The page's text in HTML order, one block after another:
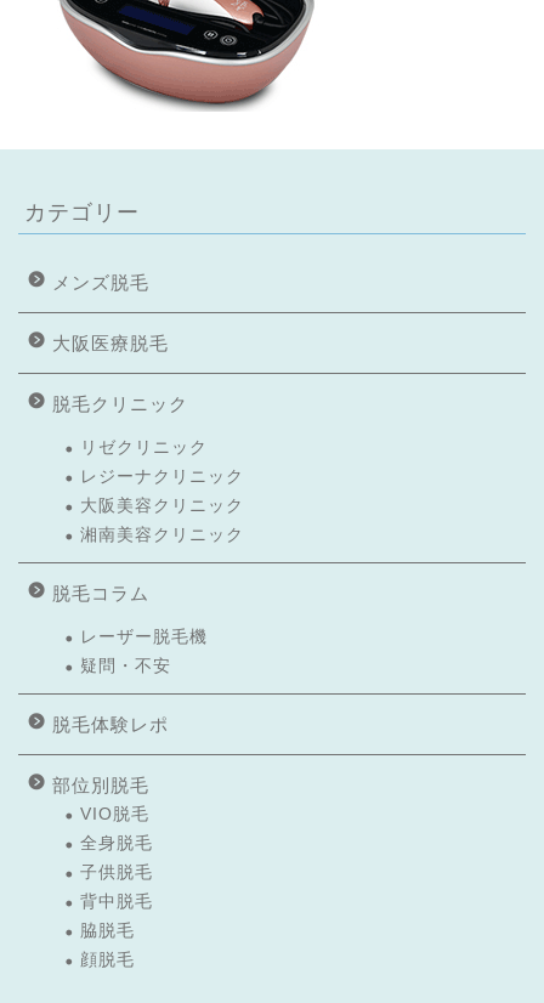
カテゴリー
メンズ脱毛
大阪医療脱毛
脱毛クリニック
リゼクリニック
レジーナクリニック
大阪美容クリニック
湘南美容クリニック
脱毛コラム
レーザー脱毛機
疑問・不安
脱毛体験レポ
部位別脱毛
VIO脱毛
全身脱毛
子供脱毛
背中脱毛
脇脱毛
顔脱毛